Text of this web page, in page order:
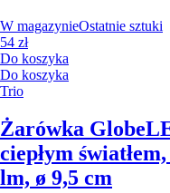
W magazynieOstatnie sztuki
54 zł
Do koszyka
Do koszyka
Trio
Żarówka Globe
ciepłym
lm, ø 9,5 cm